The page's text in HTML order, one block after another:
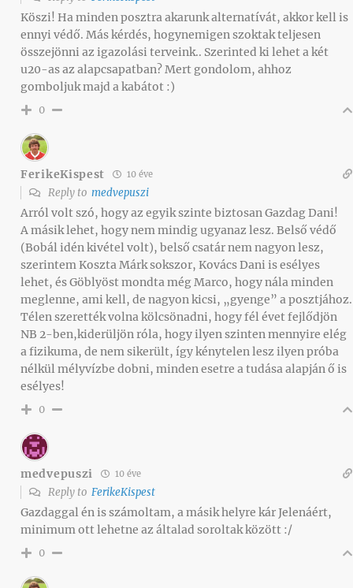
Köszi! Ha minden posztra akarunk alternatívát, akkor kell is
ennyi védő. Más kérdés, hogynemigen szoktak teljesen
összejönni az igazolási terveink.. Szerinted ki lehet a két
u20-as az alapcsapatban? Mert gondolom, ahhoz
gomboljuk majd a kabátot :)
0
FerikeKispest 10 éve
Reply to medvepuszi
Arról volt szó, hogy az egyik szinte biztosan Gazdag Dani!
A másik lehet, hogy nem mindig ugyanaz lesz. Belső védő
(Bobál idén kivétel volt), belső csatár nem nagyon lesz,
szerintem Koszta Márk sokszor, Kovács Dani is esélyes
lehet, és Göblyöst mondta még Marco, hogy nála minden
meglenne, ami kell, de nagyon kicsi, „gyenge” a posztjához.
Télen szerették volna kölcsönadni, hogy fél évet fejlődjön
NB 2-ben,kiderüljön róla, hogy ilyen szinten mennyire elég
a fizikuma, de nem sikerült, így kénytelen lesz ilyen próba
nélkül mélyvízbe dobni, minden esetre a tudása alapján ő is
esélyes!
0
medvepuszi 10 éve
Reply to FerikeKispest
Gazdaggal én is számoltam, a másik helyre kár Jelenáért,
minimum ott lehetne az általad soroltak között :/
0